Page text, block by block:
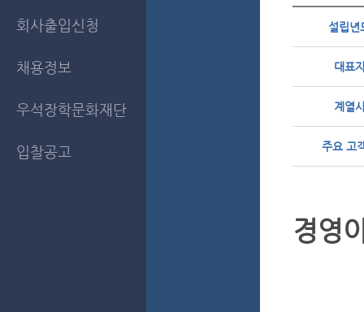
회사출입신청
채용정보
우석장학문화재단
입찰공고
설립년
대표
계열
주요 고
경영